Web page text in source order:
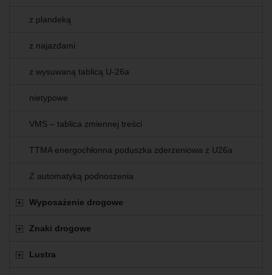
z plandeką
z najazdami
z wysuwaną tablicą U-26a
nietypowe
VMS – tablica zmiennej treści
TTMA energochłonna poduszka zderzeniowa z U26a
Z automatyką podnoszenia
Wyposażenie drogowe
Znaki drogowe
Lustra